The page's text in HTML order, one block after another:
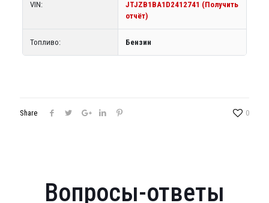
VIN:
JTJZB1BA1D2412741 (Получить
отчёт)
Топливо: Бензин
Share 0
Вопросы-ответы